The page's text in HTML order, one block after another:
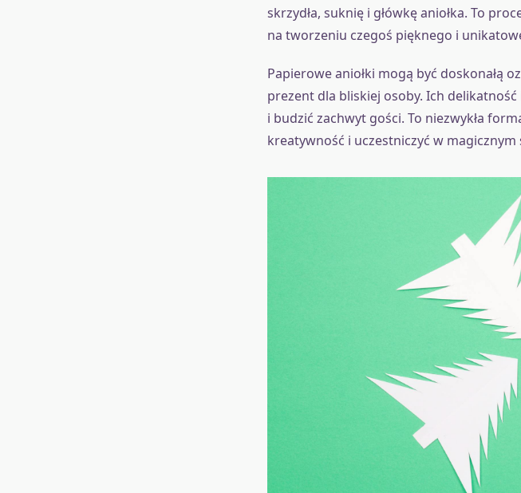
skrzydła, suknię i główkę aniołka. To
na tworzeniu czegoś pięknego i
Papierowe aniołki mogą być doskonałą
prezent dla bliskiej osoby. Ich
i budzić zachwyt gości. To niezwykła
kreatywność i uczestniczyć w